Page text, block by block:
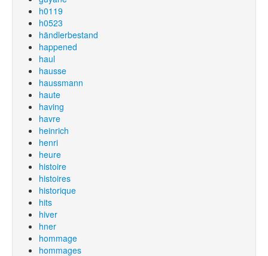
h0119
h0523
händlerbestand
happened
haul
hausse
haussmann
haute
having
havre
heinrich
henri
heure
histoire
histoires
historique
hits
hiver
hner
hommage
hommages